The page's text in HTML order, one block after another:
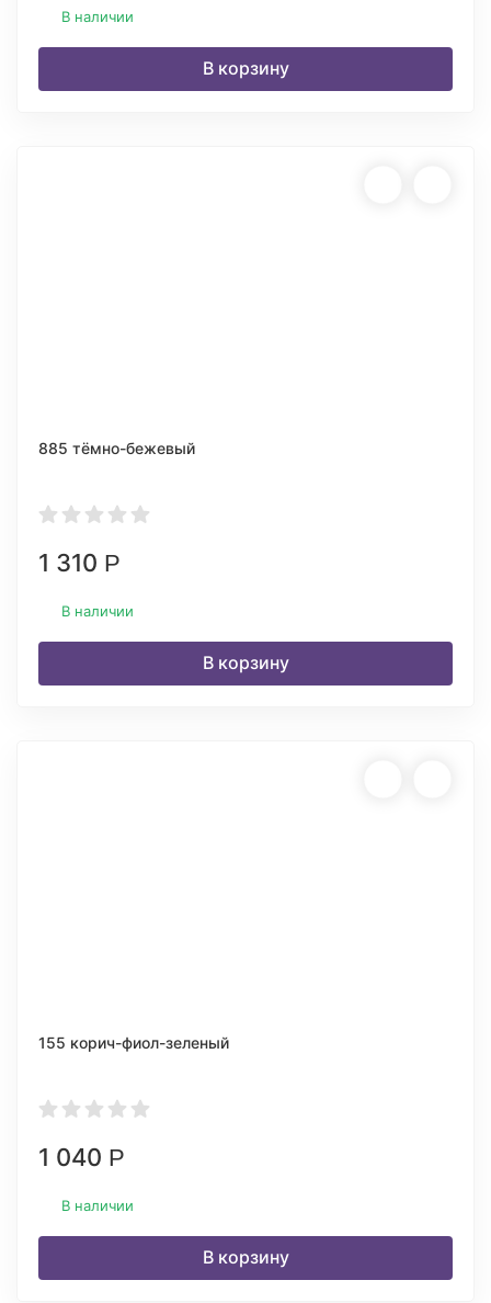
В наличии
В корзину
885 тёмно-бежевый
1 310 Р
В наличии
В корзину
155 корич-фиол-зеленый
1 040 Р
В наличии
В корзину